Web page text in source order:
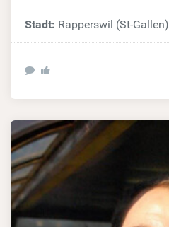
Stadt: Rapperswil (St-Gallen)